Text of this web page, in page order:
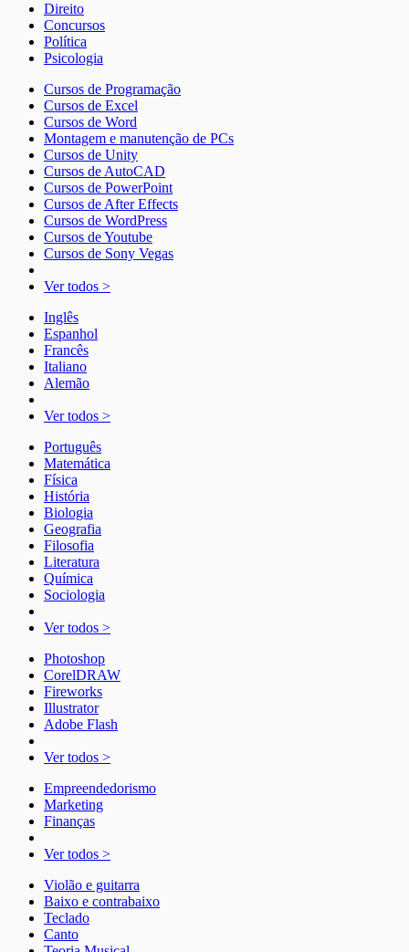
Direito
Concursos
Política
Psicologia
Cursos de Programação
Cursos de Excel
Cursos de Word
Montagem e manutenção de PCs
Cursos de Unity
Cursos de AutoCAD
Cursos de PowerPoint
Cursos de After Effects
Cursos de WordPress
Cursos de Youtube
Cursos de Sony Vegas
Ver todos >
Inglês
Espanhol
Francês
Italiano
Alemão
Ver todos >
Português
Matemática
Física
História
Biologia
Geografia
Filosofia
Literatura
Química
Sociologia
Ver todos >
Photoshop
CorelDRAW
Fireworks
Illustrator
Adobe Flash
Ver todos >
Empreendedorismo
Marketing
Finanças
Ver todos >
Violão e guitarra
Baixo e contrabaixo
Teclado
Canto